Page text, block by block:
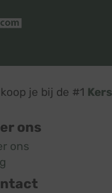
koop je bij de #1
ons
ons